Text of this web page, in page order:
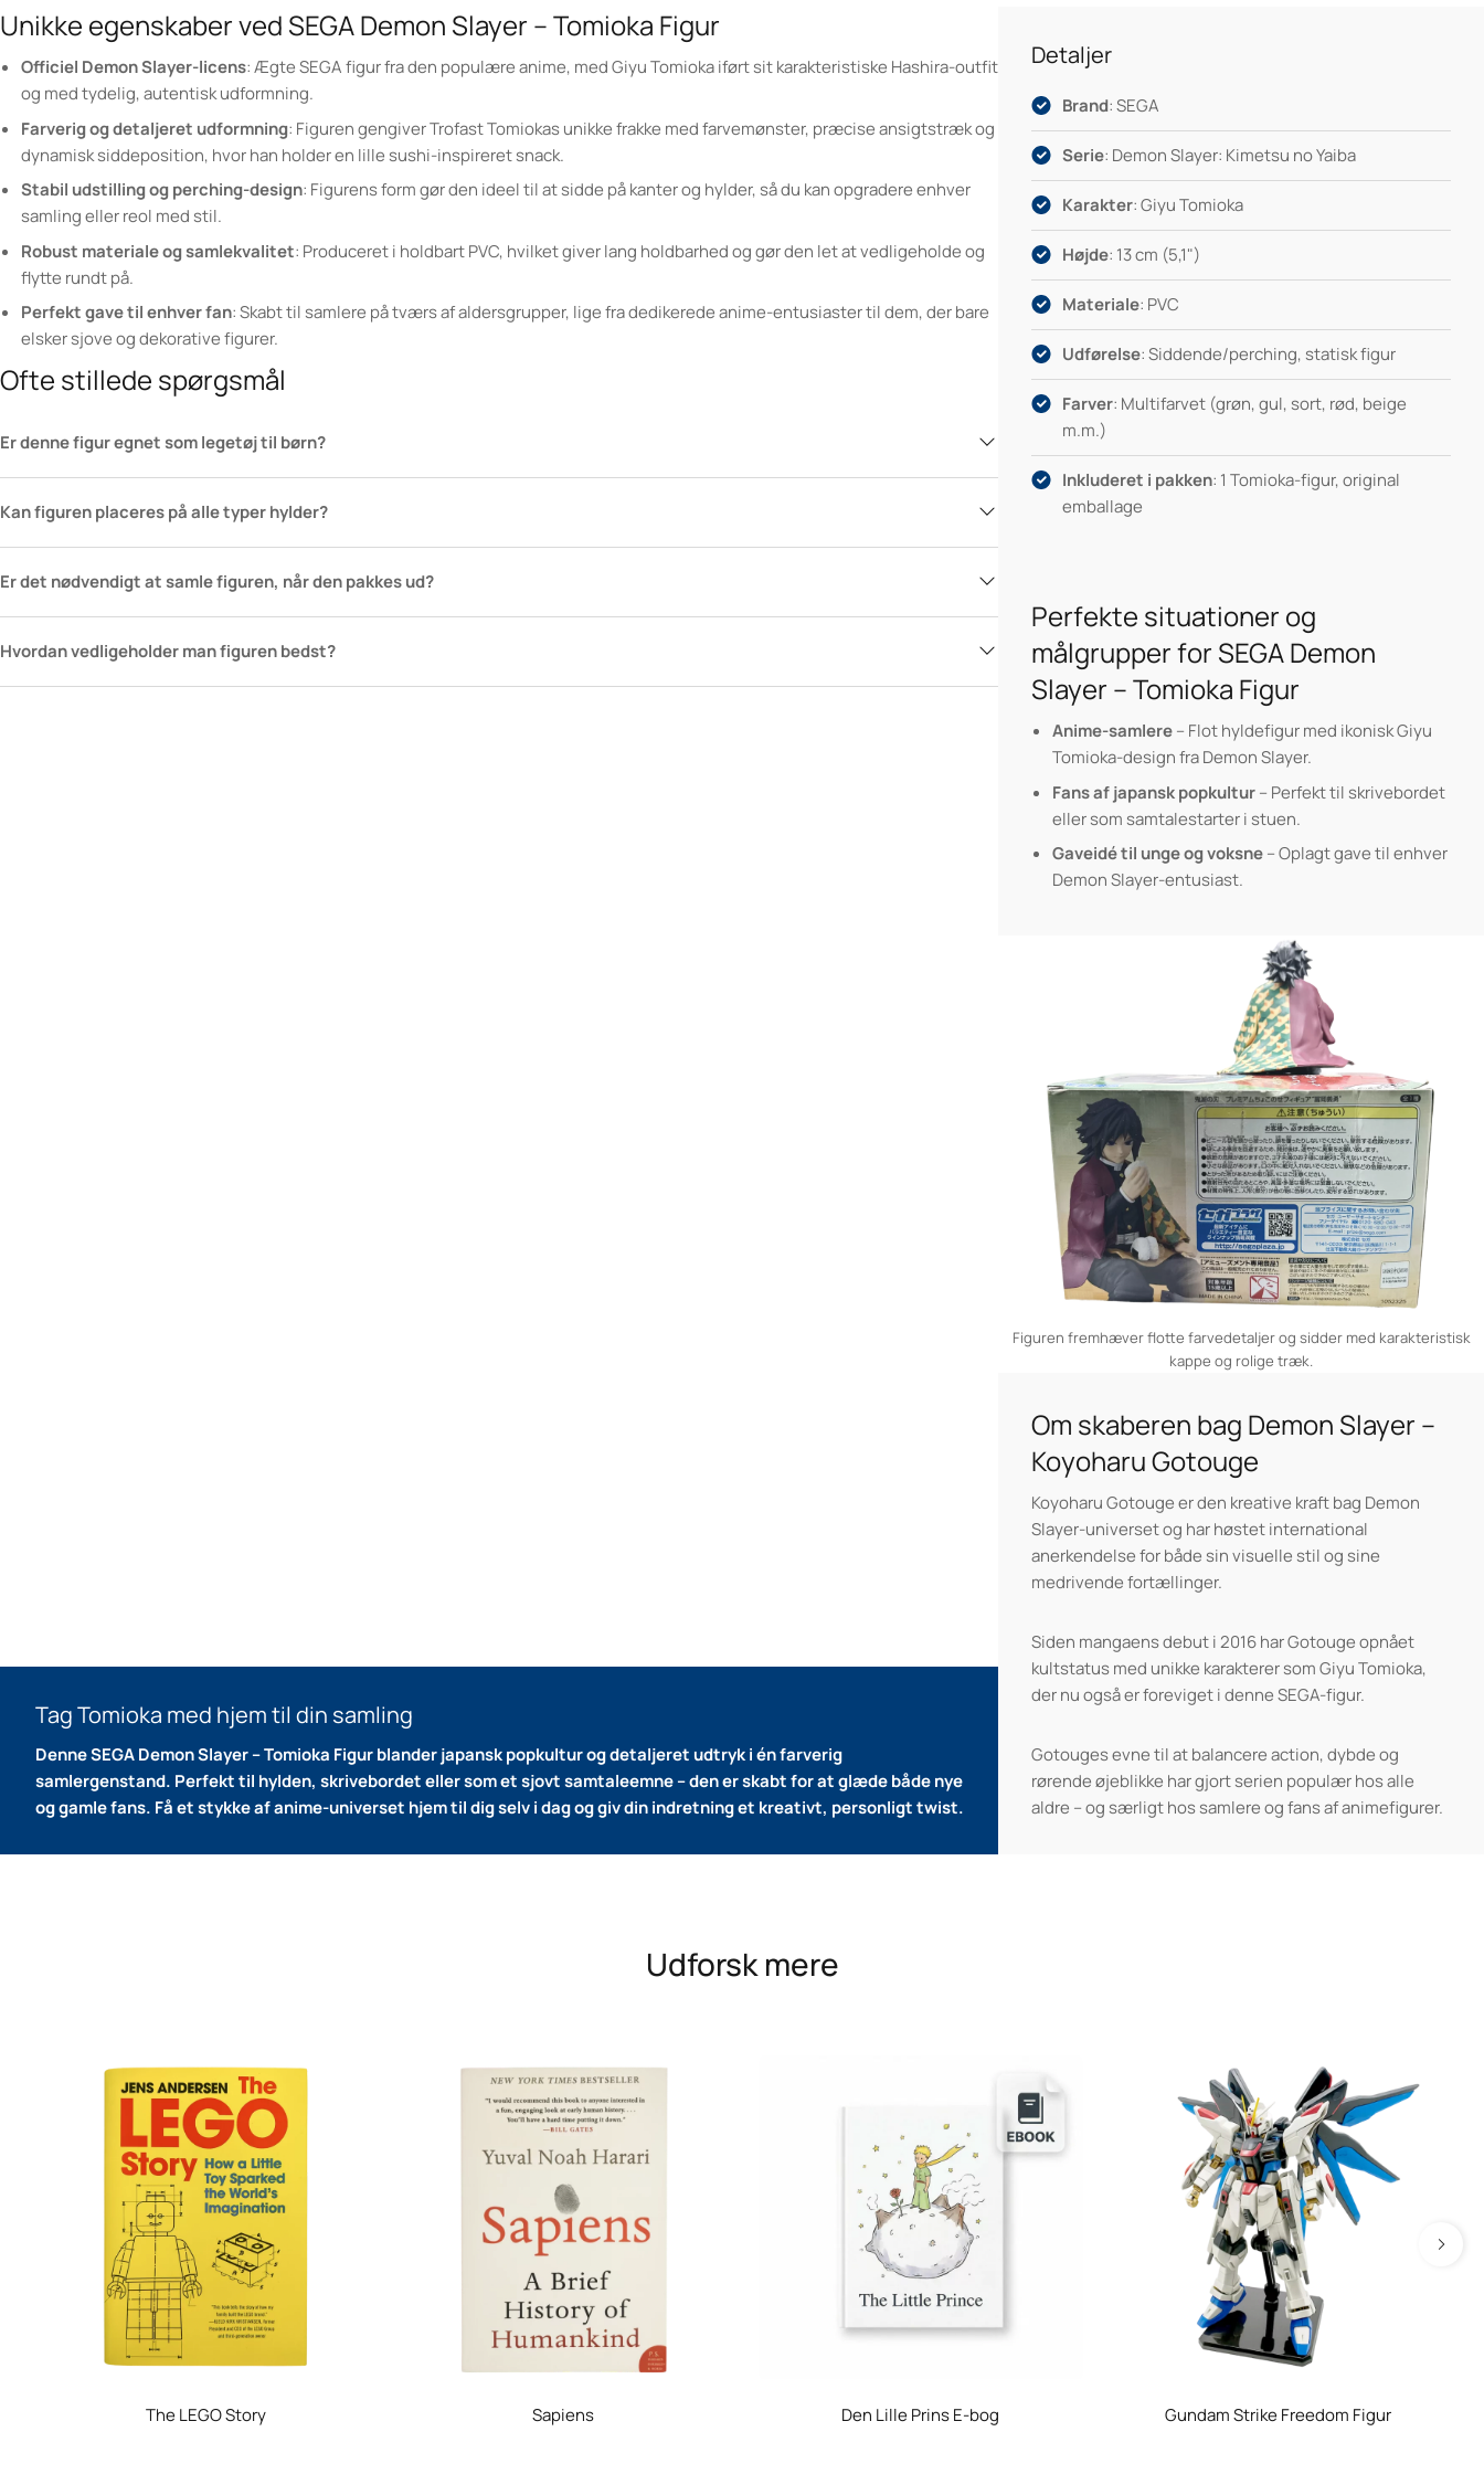
Unikke egenskaber ved SEGA Demon Slayer – Tomioka Figur
Officiel Demon Slayer-licens: Ægte SEGA figur fra den populære anime, med Giyu Tomioka iført sit karakteristiske Hashira-outfit
og med tydelig, autentisk udformning.
Farverig og detaljeret udformning: Figuren gengiver Trofast Tomiokas unikke frakke med farvemønster, præcise ansigtstræk og
dynamisk siddeposition, hvor han holder en lille sushi-inspireret snack.
Stabil udstilling og perching-design: Figurens form gør den ideel til at sidde på kanter og hylder, så du kan opgradere enhver
samling eller reol med stil.
Robust materiale og samlekvalitet: Produceret i holdbart PVC, hvilket giver lang holdbarhed og gør den let at vedligeholde og
flytte rundt på.
Perfekt gave til enhver fan: Skabt til samlere på tværs af aldersgrupper, lige fra dedikerede anime-entusiaster til dem, der bare
elsker sjove og dekorative figurer.
Ofte stillede spørgsmål
Er denne figur egnet som legetøj til børn?
Kan figuren placeres på alle typer hylder?
Er det nødvendigt at samle figuren, når den pakkes ud?
Hvordan vedligeholder man figuren bedst?
Tag Tomioka med hjem til din samling
Denne SEGA Demon Slayer – Tomioka Figur blander japansk popkultur og detaljeret udtryk i én farverig
samlergenstand. Perfekt til hylden, skrivebordet eller som et sjovt samtaleemne – den er skabt for at glæde både nye
og gamle fans. Få et stykke af anime-universet hjem til dig selv i dag og giv din indretning et kreativt, personligt twist.
Detaljer
Brand: SEGA
Serie: Demon Slayer: Kimetsu no Yaiba
Karakter: Giyu Tomioka
Højde: 13 cm (5,1")
Materiale: PVC
Udførelse: Siddende/perching, statisk figur
Farver: Multifarvet (grøn, gul, sort, rød, beige
m.m.)
Inkluderet i pakken: 1 Tomioka-figur, original
emballage
Perfekte situationer og
målgrupper for SEGA Demon
Slayer – Tomioka Figur
Anime-samlere– Flot hyldefigur med ikonisk Giyu
Tomioka-design fra Demon Slayer.
Fans af japansk popkultur– Perfekt til skrivebordet
eller som samtalestarter i stuen.
Gaveidé til unge og voksne– Oplagt gave til enhver
Demon Slayer-entusiast.
Figuren fremhæver flotte farvedetaljer og sidder med karakteristisk
kappe og rolige træk.
Om skaberen bag Demon Slayer –
Koyoharu Gotouge
Koyoharu Gotouge er den kreative kraft bag Demon
Slayer-universet og har høstet international
anerkendelse for både sin visuelle stil og sine
medrivende fortællinger.
Siden mangaens debut i 2016 har Gotouge opnået
kultstatus med unikke karakterer som Giyu Tomioka,
der nu også er foreviget i denne SEGA-figur.
Gotouges evne til at balancere action, dybde og
rørende øjeblikke har gjort serien populær hos alle
aldre – og særligt hos samlere og fans af animefigurer.
Udforsk mere
The LEGO Story Sapiens Den Lille Prins E-bog Gundam Strike Freedom Figur